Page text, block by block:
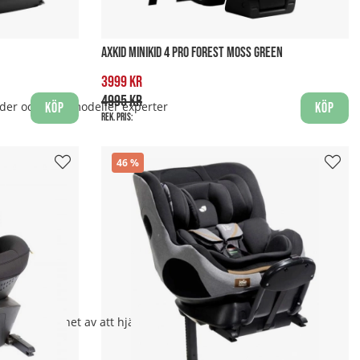
och vilka modeller experter
erfarenhet av att hjälpa
Köp
AXKID MINIKID 4 PRO FOREST MOSS GREEN
3999 kr
4995 kr
Rek. pris:
Köp
46